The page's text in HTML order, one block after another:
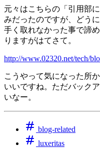
元々はこちらの「引用部
みだったのですが、どう
手く取れなかった事で諦
りますがはてさて。
http://www.02320.net/tech/
こうやって気になった所
いいですね。ただバック
いなー。
blog-related
luxeritas